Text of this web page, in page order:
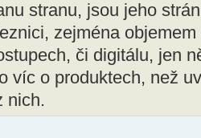
stranu, jsou jeho
zejména
či digitálu, jen
víc o produktech, než
nich.